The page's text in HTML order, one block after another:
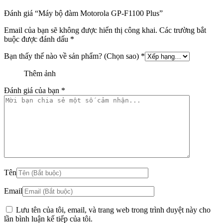
Đánh giá “Máy bộ đàm Motorola GP-F1100 Plus”
Email của bạn sẽ không được hiển thị công khai. Các trường bắt
buộc được đánh dấu *
Bạn thấy thế nào về sản phẩm? (Chọn sao) *
Thêm ảnh
Đánh giá của bạn *
Tên
Email
Lưu tên của tôi, email, và trang web trong trình duyệt này cho
lần bình luận kế tiếp của tôi.